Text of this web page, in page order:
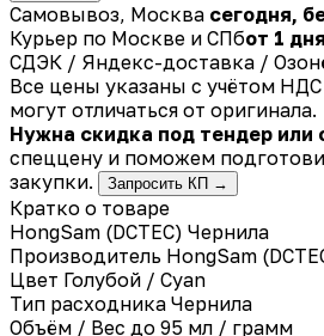
Самовывоз, Москва сегодня,
Курьер по Москве и СПбот 1
СДЭК / Яндекс-доставка / Озон
Все цены указаны с учётом
могут отличаться от оригинала.
Нужна скидка под тендер или
спеццену и поможем
закупки.
Запросить КП →
Кратко о товаре
HongSam (DCTEC) Чернила
Производитель HongSam
Цвет Голубой / Cyan
Тип расходника Чернила
Объём / Вес до 95 мл / грамм